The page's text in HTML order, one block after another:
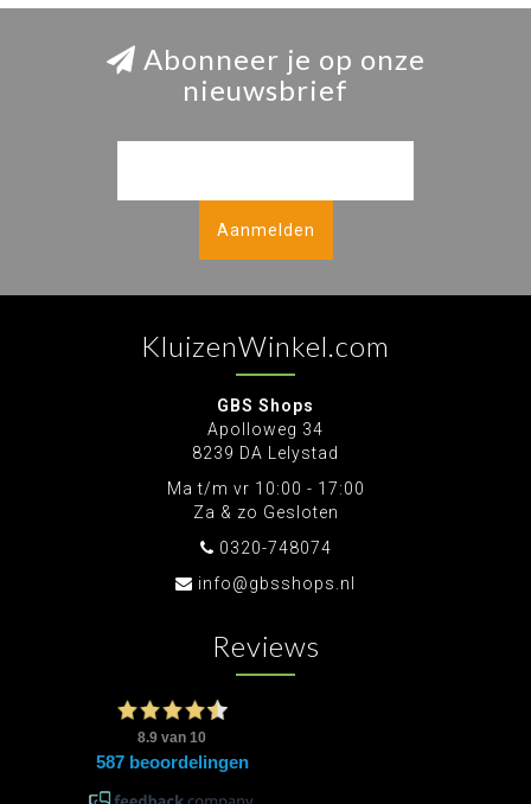
Abonneer je op onze
nieuwsbrief
Aanmelden
KluizenWinkel.com
GBS Shops
Apolloweg 34
8239 DA Lelystad
Ma t/m vr 10:00 - 17:00
Za & zo Gesloten
0320-748074
info@gbsshops.nl
Reviews